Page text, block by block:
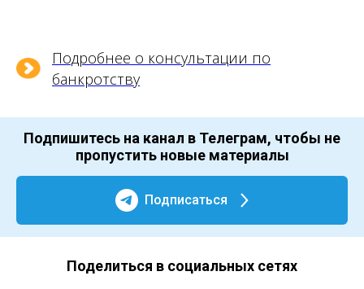
Подробнее о консультации по
банкротству
Подпишитесь на канал в Телеграм, чтобы не
пропустить новые материалы
Подписаться
Поделиться в социальных сетях